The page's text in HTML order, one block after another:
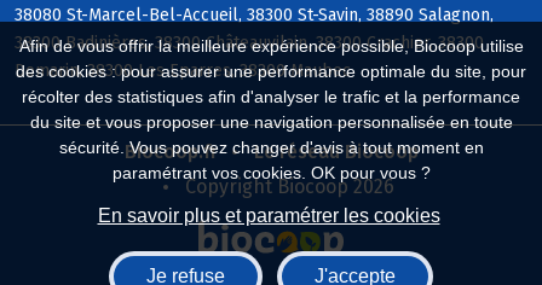
Afin de vous offrir la meilleure expérience possible, Biocoop utilise
des cookies : pour assurer une performance optimale du site, pour
récolter des statistiques afin d'analyser le trafic et la performance
du site et vous proposer une navigation personnalisée en toute
sécurité. Vous pouvez changer d'avis à tout moment en
paramétrant vos cookies. OK pour vous ?
En savoir plus et paramétrer les cookies
Je refuse J'accepte
38080 St-Marcel-Bel-Accueil, 38300 St-Savin, 38890 Salagnon,
38300 Badinières, 38300 Châteauvilain, 38300 Crachier, 38300
Domarin, 38300 Les Eparres, 38300 Maubec
Biocoop.fr
Le réseau Biocoop
Copyright Biocoop 2026